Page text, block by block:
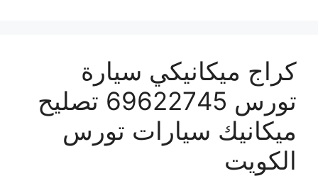
كراج ميكانيكي سيارة
تورس 69622745 تصليح
ميكانيك سيارات تورس
الكويت